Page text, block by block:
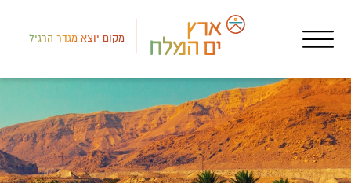
מקום יוצא מגדר הרגיל